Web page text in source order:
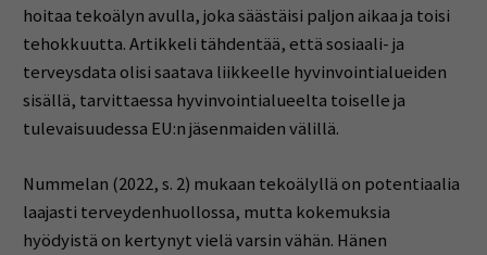
hoitaa tekoälyn avulla, joka säästäisi paljon aikaa ja toisi
tehokkuutta. Artikkeli tähdentää, että sosiaali- ja
terveysdata olisi saatava liikkeelle hyvinvointialueiden
sisällä, tarvittaessa hyvinvointialueelta toiselle ja
tulevaisuudessa EU:n jäsenmaiden välillä.
Nummelan (2022, s. 2) mukaan tekoälyllä on potentiaalia
laajasti terveydenhuollossa, mutta kokemuksia
hyödyistä on kertynyt vielä varsin vähän. Hänen